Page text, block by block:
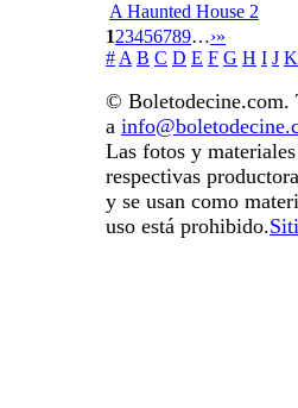
A Haunted House 2
123456789…›»
# A B C D E F G H I J K
© Boletodecine.com.
a
Las fotos y
respectivas
y se usan como
uso está prohibido.